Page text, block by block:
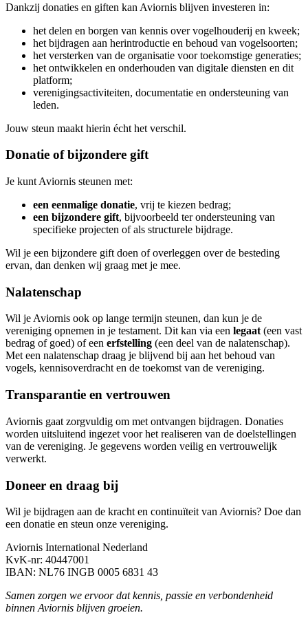
Dankzij donaties en giften kan Aviornis blijven investeren in:
het delen en borgen van kennis over vogelhouderij en kweek;
het bijdragen aan herintroductie en behoud van vogelsoorten;
het versterken van de organisatie voor toekomstige generaties;
het ontwikkelen en onderhouden van digitale diensten en dit
platform;
verenigingsactiviteiten, documentatie en ondersteuning van
leden.
Jouw steun maakt hierin écht het verschil.
Donatie of bijzondere gift
Je kunt Aviornis steunen met:
een eenmalige donatie, vrij te kiezen bedrag;
een bijzondere gift, bijvoorbeeld ter ondersteuning van
specifieke projecten of als structurele bijdrage.
Wil je een bijzondere gift doen of overleggen over de besteding
ervan, dan denken wij graag met je mee.
Nalatenschap
Wil je Aviornis ook op lange termijn steunen, dan kun je de
vereniging opnemen in je testament. Dit kan via een legaat (een vast
bedrag of goed) of een erfstelling (een deel van de nalatenschap).
Met een nalatenschap draag je blijvend bij aan het behoud van
vogels, kennisoverdracht en de toekomst van de vereniging.
Transparantie en vertrouwen
Aviornis gaat zorgvuldig om met ontvangen bijdragen. Donaties
worden uitsluitend ingezet voor het realiseren van de doelstellingen
van de vereniging. Je gegevens worden veilig en vertrouwelijk
verwerkt.
Doneer en draag bij
Wil je bijdragen aan de kracht en continuïteit van Aviornis? Doe dan
een donatie en steun onze vereniging.
Aviornis International Nederland
KvK-nr: 40447001
IBAN: NL76 INGB 0005 6831 43
Samen zorgen we ervoor dat kennis, passie en verbondenheid
binnen Aviornis blijven groeien.